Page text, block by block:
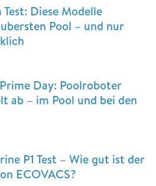
Diese Modelle
Pool – und nur
Day: Poolroboter
ab – im Pool und bei den
P1 Test – Wie gut ist der
ECOVACS?